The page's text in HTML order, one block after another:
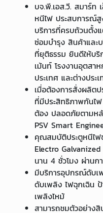
บจ.พี.เอส.วี. สมาร์ท
หนีไฟ ประสบการณ์
บริการที่ครบถ้วนตั้ง
ซ่อมบำรุง สินค้าและ
ที่ยุติธรรม ยินดีให้บริ
เม้นท์ โรงงานอุตสา
ประเทศ และต่างประ
เมื่อต้องการสั่งผลิต
ที่มีประสิทธิภาพกันไ
ต้อง ปลอดภัยตามห
PSV Smart
คุณสมบัติประตูหนีไฟ
Electro
นาน 4 ชั่วโมง ผ่านก
มีบริการอุปกรณ์ดับ
ดับเพลิง ไฟฉุกเฉิน
เพลิงไหม้
สามารถชมตัวอย่าง